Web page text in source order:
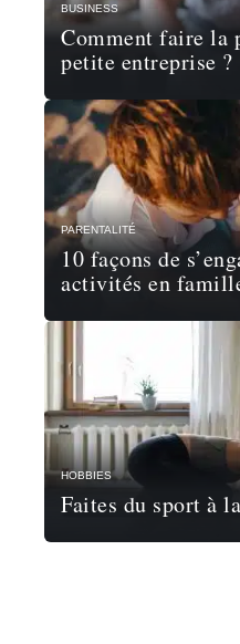
BUSINESS
Comment faire la
petite entreprise ?
PARENTALITÉ
10 façons de
activités en
HOBBIES
Faites du sport à